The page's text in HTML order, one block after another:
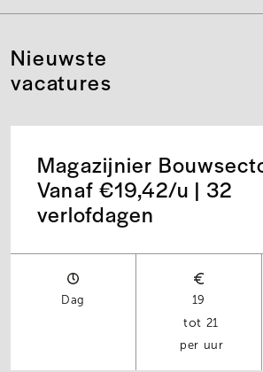
Nieuwste
vacatures
Magazijnier
Vanaf €19,42/u | 32
verlofdagen
Dag
19
21
per uur